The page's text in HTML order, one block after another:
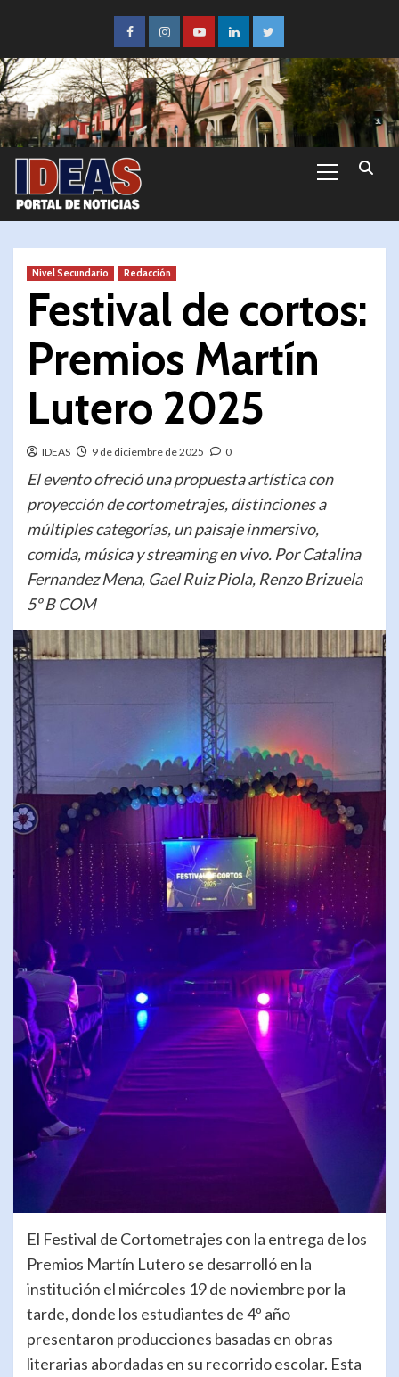
Nivel Secundario Redacción
Festival de cortos:
Premios Martín
Lutero 2025
IDEAS 9 de diciembre de 2025 0
El evento ofreció una propuesta artística con
proyección de cortometrajes, distinciones a
múltiples categorías, un paisaje inmersivo,
comida, música y streaming en vivo. Por Catalina
Fernandez Mena, Gael Ruiz Piola, Renzo Brizuela
5º B COM
El Festival de Cortometrajes con la entrega de los
Premios Martín Lutero se desarrolló en la
institución el miércoles 19 de noviembre por la
tarde, donde los estudiantes de 4º año
presentaron producciones basadas en obras
literarias abordadas en su recorrido escolar. Esta